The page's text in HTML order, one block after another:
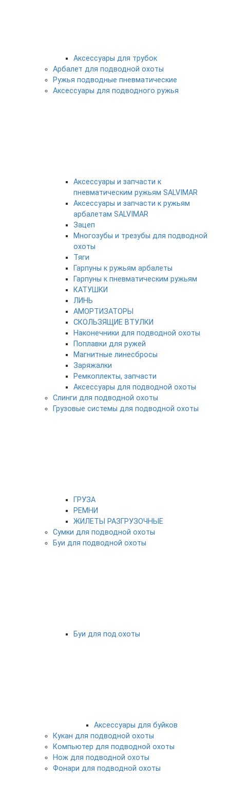
Аксессуары для трубок
Арбалет для подводной охоты
Ружья подводные пневматические
Аксессуары для подводного ружья
Аксессуары и запчасти к
пневматическим ружьям SALVIMAR
Аксессуары и запчасти к ружьям
арбалетам SALVIMAR
Зацеп
Многозубы и трезубы для подводной
охоты
Тяги
Гарпуны к ружьям арбалеты
Гарпуны к пневматическим ружьям
КАТУШКИ
ЛИНЬ
АМОРТИЗАТОРЫ
СКОЛЬЗЯЩИЕ ВТУЛКИ
Наконечники для подводной охоты
Поплавки для ружей
Магнитные линесбросы
Заряжалки
Ремкоплекты, запчасти
Аксессуары для подводной охоты
Слинги для подводной охоты
Грузовые системы для подводной охоты
ГРУЗА
РЕМНИ
ЖИЛЕТЫ РАЗГРУЗОЧНЫЕ
Сумки для подводной охоты
Буи для подводной охоты
Буи для под.охоты
Аксессуары для буйков
Кукан для подводной охоты
Компьютер для подводной охоты
Нож для подводной охоты
Фонари для подводной охоты